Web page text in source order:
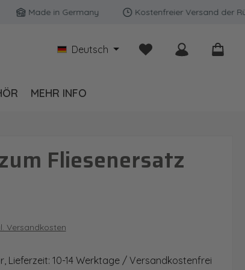
Made in Germany Kostenfreier Versand der
Deutsch Du hast 0 Produkte
MEHR INFO
Fliesenersatz
Versandkosten
Lieferzeit: 10-14 Werktage / Versandkostenfrei